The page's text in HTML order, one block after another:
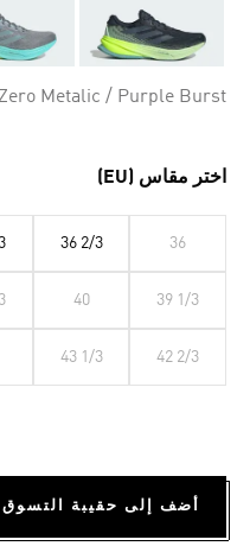
Metalic / Purple Burst
اختر مقاس (EU)
36
36 2/3
39 1/3
40
42 2/3
43 1/3
أضف إلى حقيبة التسوق